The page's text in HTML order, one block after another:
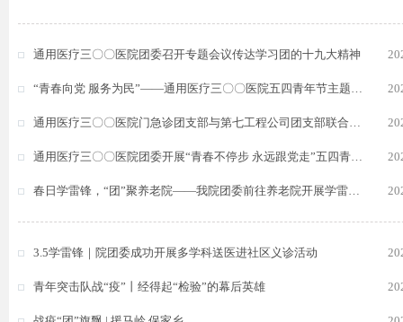
通用医疗三〇〇医院团委召开专题会议传达学习团的十九大精神
“青春向党 服务为民”——通用医疗三〇〇医院五四青年节主题义诊圆满成功
通用医疗三〇〇医院门急诊团支部与第七工程公司团支部联合开展五四青年节主题团日活动
通用医疗三〇〇医院团委开展“青春不停步 永远跟党走”五四青年节徒步活动
春日学雷锋，“团”聚养老院——我院团委前往养老院开展学雷锋志愿服务活动
3.5学雷锋｜院团委成功开展多学科送医进社区义诊活动
青年突击队战“疫”丨经得起“检验”的幕后英雄